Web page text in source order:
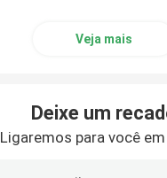
Veja mais
Deixe um
Ligaremos para você em